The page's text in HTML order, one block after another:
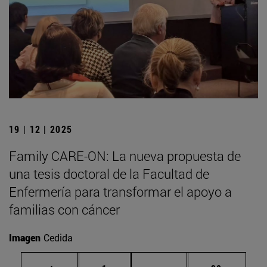
19 | 12 | 2025
Family CARE-ON: La nueva propuesta de
una tesis doctoral de la Facultad de
Enfermería para transformar el apoyo a
familias con cáncer
Imagen Cedida